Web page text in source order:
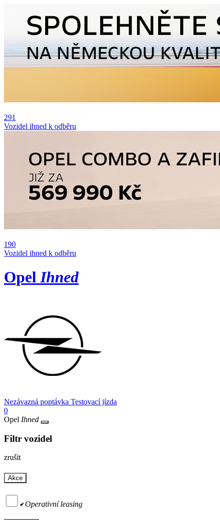
291
Vozidel ihned k odběru
190
Vozidel ihned k odběru
OpelIhned
Nezávazná poptávka Testovací jízda
0
Opel Ihned
Filtr vozidel
zrušit
Akce
Operativní leasing